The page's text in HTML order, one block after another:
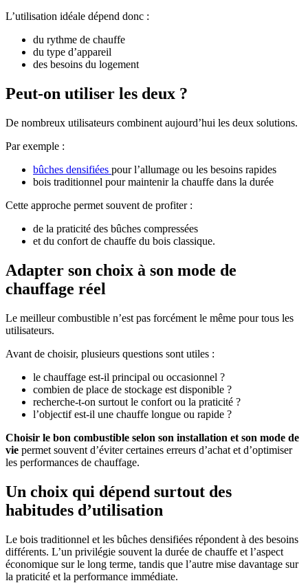
L’utilisation idéale dépend donc :
du rythme de chauffe
du type d’appareil
des besoins du logement
Peut-on utiliser les deux ?
De nombreux utilisateurs combinent aujourd’hui les deux solutions.
Par exemple :
bûches densifiées pour l’allumage ou les besoins rapides
bois traditionnel pour maintenir la chauffe dans la durée
Cette approche permet souvent de profiter :
de la praticité des bûches compressées
et du confort de chauffe du bois classique.
Adapter son choix à son mode de
chauffage réel
Le meilleur combustible n’est pas forcément le même pour tous les
utilisateurs.
Avant de choisir, plusieurs questions sont utiles :
le chauffage est-il principal ou occasionnel ?
combien de place de stockage est disponible ?
recherche-t-on surtout le confort ou la praticité ?
l’objectif est-il une chauffe longue ou rapide ?
Choisir le bon combustible selon son installation et son mode de
vie permet souvent d’éviter certaines erreurs d’achat et d’optimiser
les performances de chauffage.
Un choix qui dépend surtout des
habitudes d’utilisation
Le bois traditionnel et les bûches densifiées répondent à des besoins
différents. L’un privilégie souvent la durée de chauffe et l’aspect
économique sur le long terme, tandis que l’autre mise davantage sur
la praticité et la performance immédiate.